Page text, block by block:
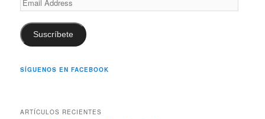
Address
Suscríbete
SÍGUENOS EN FACEBOOK
ARTÍCULOS RECIENTES